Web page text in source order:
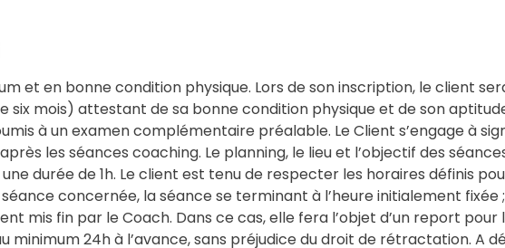
et en bonne condition physique. Lors de son inscription, le client
mois) attestant de sa bonne condition physique et de son
à un examen complémentaire préalable. Le Client s’engage à
les séances coaching. Le planning, le lieu et l’objectif des
durée de 1h. Le client est tenu de respecter les horaires définis
concernée, la séance se terminant à l’heure initialement
mis fin par le Coach. Dans ce cas, elle fera l’objet d’un report
minimum 24h à l’avance, sans préjudice du droit de rétractation. A